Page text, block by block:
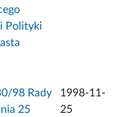
Polityki
98 Rady
25
1998-11-
25